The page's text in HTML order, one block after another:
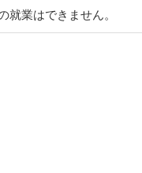
業はできません。